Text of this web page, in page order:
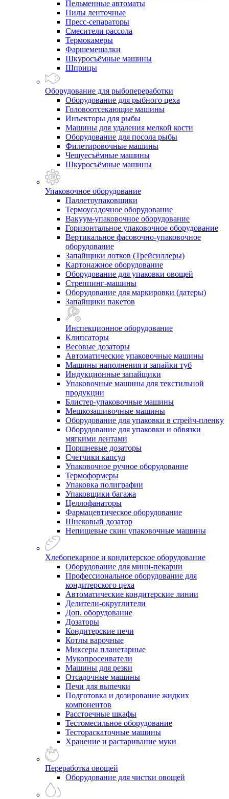
Пельменные автоматы
Пилы ленточные
Пресс-сепараторы
Смесители рассола
Термокамеры
Фаршемешалки
Шкуросъёмные машины
Шприцы
Оборудование для рыбопереработки
Оборудование для рыбного цеха
Головоотсекающие машины
Инъекторы для рыбы
Машины для удаления мелкой кости
Оборудование для посола рыбы
Филетировочные машины
Чешуесъёмные машины
Шкуросъёмные машины
Упаковочное оборудование
Паллетоупаковщики
Термоусадочное оборудование
Вакуум-упаковочное оборудование
Горизонтальное упаковочное оборудование
Вертикальное фасовочно-упаковочное
оборудование
Запайщики лотков (Трейсиллеры)
Картонажное оборудование
Оборудование для упаковки овощей
Стреппинг-машины
Оборудование для маркировки (датеры)
Запайщики пакетов
Инспекционное оборудование
Клипсаторы
Весовые дозаторы
Автоматические упаковочные машины
Машины наполнения и запайки туб
Индукционные запайщики
Упаковочные машины для текстильной
продукции
Блистер-упаковочные машины
Мешкозашивочные машины
Оборудование для упаковки в стрейч-пленку
Оборудование для упаковки и обвязки
мягкими лентами
Поршневые дозаторы
Счетчики капсул
Упаковочное ручное оборудование
Термоформеры
Упаковка полиграфии
Упаковщики багажа
Целлофанаторы
Фармацевтическое оборудование
Шнековый дозатор
Непищевые скин упаковочные машины
Хлебопекарное и кондитерское оборудование
Оборудование для мини-пекарни
Профессиональное оборудование для
кондитерского цеха
Автоматические кондитерские линии
Делители-округлители
Доп. оборудование
Дозаторы
Кондитерские печи
Котлы варочные
Миксеры планетарные
Мукопросеиватели
Машины для резки
Отсадочные машины
Печи для выпечки
Подготовка и дозирование жидких
компонентов
Расстоечные шкафы
Тестомесильное оборудование
Тестораскаточные машины
Хранение и растаривание муки
Переработка овощей
Оборудование для чистки овощей